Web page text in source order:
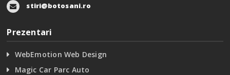
stiri@botosani.ro
Prezentari
WebEmotion Web Design
Magic Car Parc Auto